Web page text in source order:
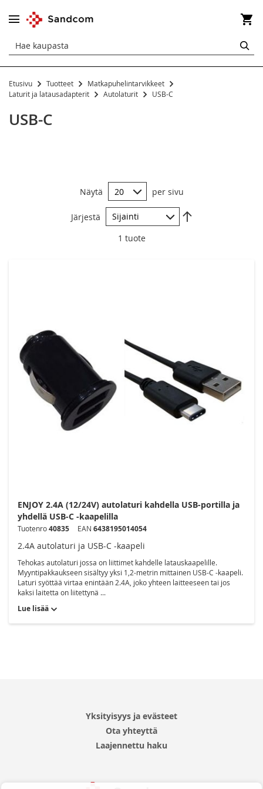
Etusivu Tuotteet
Matkapuhelintarvikkeet
Laturit ja latausadapterit
Autolaturit USB-C
USB-C
1 tuote
Näytä per sivu
Järjestä
ENJOY 2.4A (12/24V) autolaturi kahdella USB-portilla ja
yhdellä USB-C -kaapelilla
Tuotenro40835 EAN 6438195014054
2.4A autolaturi ja USB-C -kaapeli
Tehokas autolaturi jossa on liittimet kahdelle latauskaapelille.
Myyntipakkaukseen sisältyy yksi 1,2-metrin mittainen USB-C -kaapeli.
Laturi syöttää virtaa enintään 2.4A, joko yhteen laitteeseen tai jos
kaksi laitetta on liitettynä ...
Lue lisää
Autolaturit
Apple
Yksityisyys ja evästeet
Ota yhteyttä
Laajennettu haku